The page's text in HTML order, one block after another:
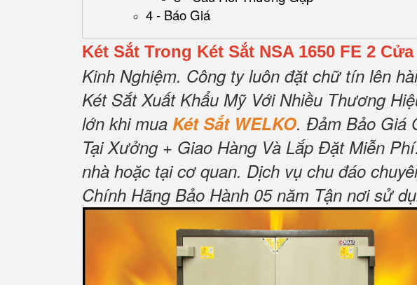
4 - Báo Giá
Két Sắt Trong Két Sắt NSA 1650 FE 2
Kinh Nghiệm. Công ty luôn đặt chữ tín lên
Két Sắt Xuất Khẩu Mỹ Với Nhiều Thương
lớn khi mua Két Sắt WELKO. Đảm Bảo Giá
Tại Xưởng + Giao Hàng Và Lắp Đặt Miễn Phí.
nhà hoặc tại cơ quan. Dịch vụ chu đáo
Chính Hãng Bảo Hành 05 năm Tận nơi sử